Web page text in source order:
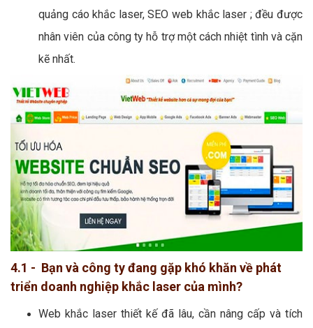
quảng cáo khắc laser, SEO web khắc laser ; đều được
nhân viên của công ty hỗ trợ một cách nhiệt tình và cặn
kẽ nhất.
4.1 - Bạn và công ty đang gặp khó khăn về phát
triển doanh nghiệp khắc laser của mình?
Web khắc laser thiết kế đã lâu, cần nâng cấp và tích